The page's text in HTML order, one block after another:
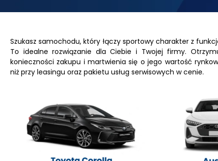
Szukasz samochodu, który łączy sportowy charakter z
To idealne rozwiązanie dla Ciebie i Twojej firmy.
konieczności zakupu i martwienia się o jego wartość
niż przy leasingu oraz pakietu usług serwisowych w cenie.